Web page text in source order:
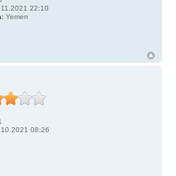
22:10
Yemen
08:26